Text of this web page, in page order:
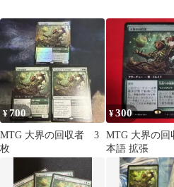
¥700
MTG 大界の回収者 3
枚
¥300
MTG 大界の回
本語 拡張